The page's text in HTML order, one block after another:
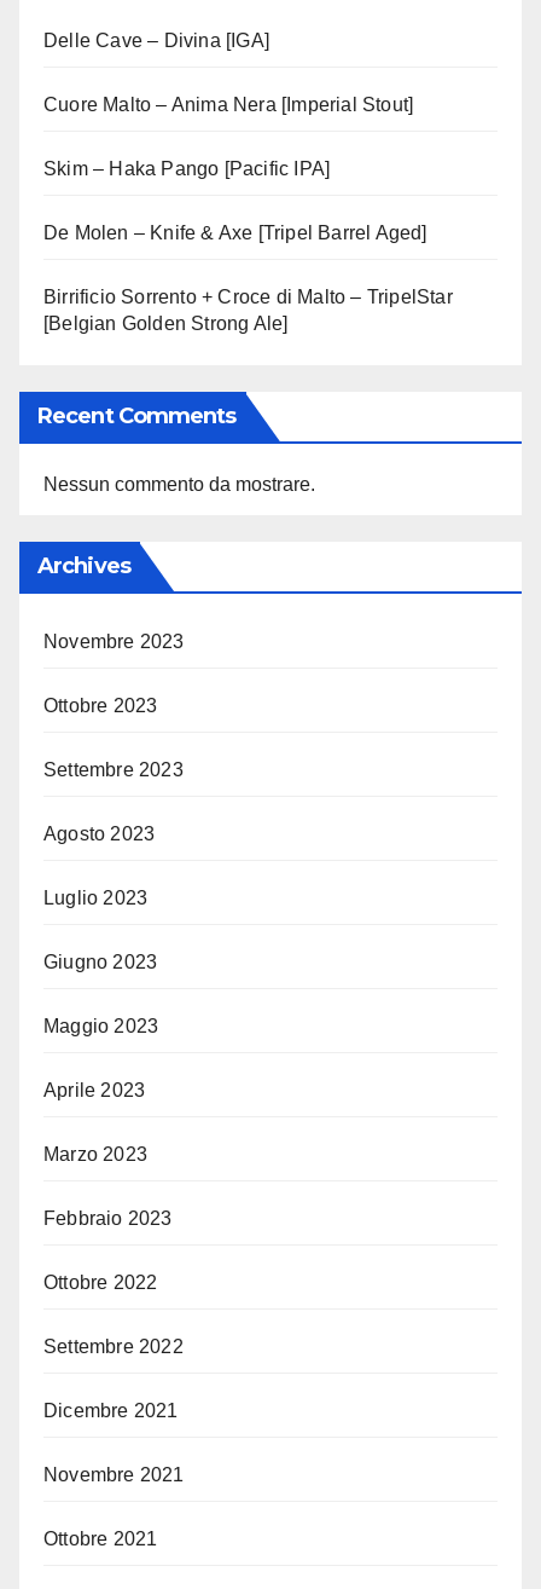
Delle Cave – Divina [IGA]
Cuore Malto – Anima Nera [Imperial Stout]
Skim – Haka Pango [Pacific IPA]
De Molen – Knife & Axe [Tripel Barrel Aged]
Birrificio Sorrento + Croce di Malto – TripelStar
[Belgian Golden Strong Ale]
Recent Comments
Nessun commento da mostrare.
Archives
Novembre 2023
Ottobre 2023
Settembre 2023
Agosto 2023
Luglio 2023
Giugno 2023
Maggio 2023
Aprile 2023
Marzo 2023
Febbraio 2023
Ottobre 2022
Settembre 2022
Dicembre 2021
Novembre 2021
Ottobre 2021